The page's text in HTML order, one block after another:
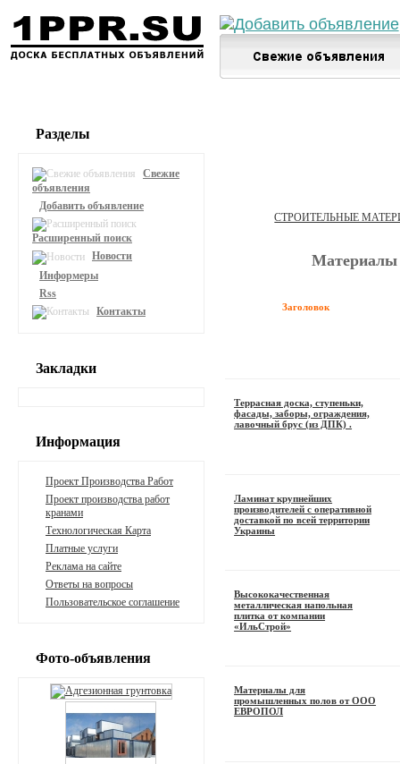
СТРОИТЕЛЬНЫЕ
Материалы
Заголовок
Террасная доска, ступеньки,
фасады, заборы, ограждения,
лавочный брус (из ДПК) .
Ламинат крупнейших
производителей с оперативной
доставкой по всей территории
Украины
Высококачественная
металлическая напольная
плитка от компании
«ИльСтрой»
Материалы для
промышленных полов от ООО
ЕВРОПОЛ
Разделы
Свежие
объявления
Добавить объявление
Расширенный поиск
Новости
Информеры
Rss
Контакты
Закладки
Информация
Проект Производства Работ
Проект производства работ
кранами
Технологическая Карта
Платные услуги
Реклама на сайте
Ответы на вопросы
Пользовательское соглашение
Фото-объявления